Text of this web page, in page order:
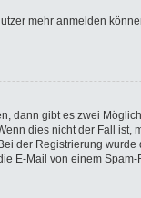
mehr anmelden
dann gibt es zwei
dies nicht der Fall
der Registrierung
E-Mail von einem